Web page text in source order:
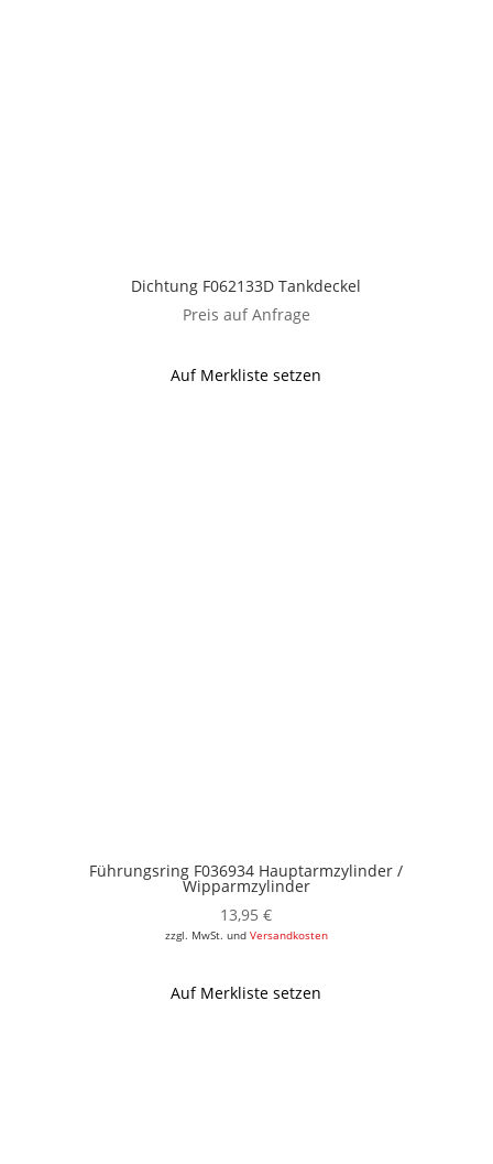
Dichtung F062133D Tankdeckel
Preis auf Anfrage
Auf Merkliste setzen
Führungsring F036934 Hauptarmzylinder /
Wipparmzylinder
13,95€
zzgl. MwSt. und Versandkosten
Auf Merkliste setzen